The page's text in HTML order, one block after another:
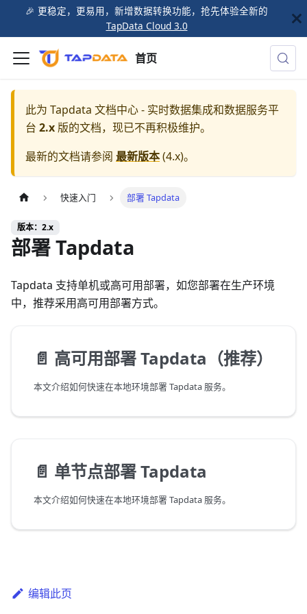
🎉️ 更稳定，更易用，新增数据转换功能，抢先体验全新的
TapData Cloud 3.0
首页
此为 Tapdata 文档中心 - 实时数据集成和数据服务平
台 2.x 版的文档，现已不再积极维护。
最新的文档请参阅 最新版本(4.x)。
快速入门 部署 Tapdata
版本：2.x
部署 Tapdata
Tapdata 支持单机或高可用部署，如您部署在生产环境
中，推荐采用高可用部署方式。
📄️ 高可用部署 Tapdata（推荐）
本文介绍如何快速在本地环境部署 Tapdata 服务。
📄️ 单节点部署 Tapdata
本文介绍如何快速在本地环境部署 Tapdata 服务。
编辑此页